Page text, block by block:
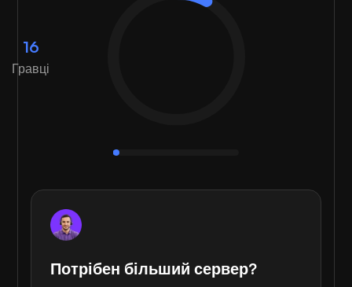
16
Гравці
Потрібен більший сервер?